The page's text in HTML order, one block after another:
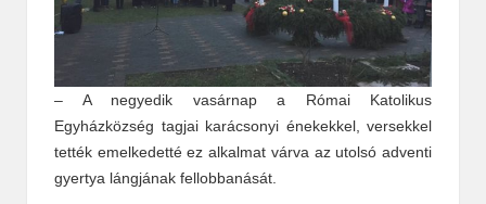
– A negyedik vasárnap a Római Katolikus
Egyházközség tagjai karácsonyi énekekkel, versekkel
tették emelkedetté ez alkalmat várva az utolsó adventi
gyertya lángjának fellobbanását.